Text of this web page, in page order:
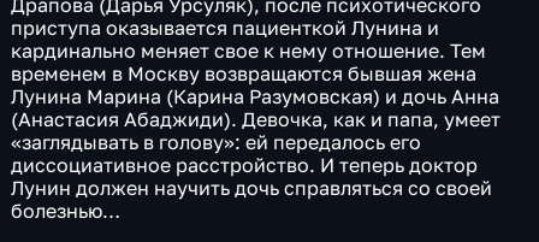
Драпова (Дарья Урсуляк), после психотического
приступа оказывается пациенткой Лунина и
кардинально меняет свое к нему отношение. Тем
временем в Москву возвращаются бывшая жена
Лунина Марина (Карина Разумовская) и дочь Анна
(Анастасия Абаджиди). Девочка, как и папа, умеет
«заглядывать в голову»: ей передалось его
диссоциативное расстройство. И теперь доктор
Лунин должен научить дочь справляться со своей
болезнью…